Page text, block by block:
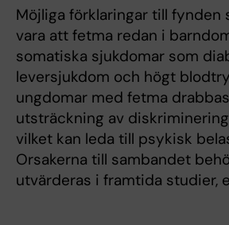
Möjliga förklaringar till fynden
vara att fetma redan i
somatiska sjukdomar som
leversjukdom och högt
ungdomar med fetma
utsträckning av
vilket kan leda till psykisk
Orsakerna till sambandet
utvärderas i framtida studier,